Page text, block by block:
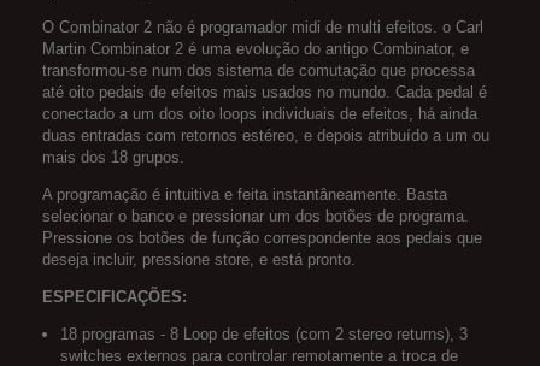
O Combinator 2 não é programador midi de multi efeitos. o Carl
Martin Combinator 2 é uma evolução do antigo Combinator, e
transformou-se num dos sistema de comutação que processa
até oito pedais de efeitos mais usados no mundo. Cada pedal é
conectado a um dos oito loops individuais de efeitos, há ainda
duas entradas com retornos estéreo, e depois atribuído a um ou
mais dos 18 grupos.
A programação é intuitiva e feita instantâneamente. Basta
selecionar o banco e pressionar um dos botões de programa.
Pressione os botões de função correspondente aos pedais que
deseja incluir, pressione store, e está pronto.
ESPECIFICAÇÕES:
18 programas - 8 Loop de efeitos (com 2 stereo returns), 3
switches externos para controlar remotamente a troca de